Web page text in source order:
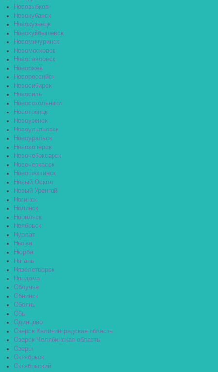
Новозыбков
Новокубанск
Новокузнецк
Новокуйбышевск
Новомичуринск
Новомосковск
Новопавловск
Новоржев
Новороссийск
Новосибирск
Новосиль
Новосокольники
Новотроицк
Новоузенск
Новоульяновск
Новоуральск
Новохопёрск
Новочебоксарск
Новочеркасск
Новошахтинск
Новый Оскол
Новый Уренгой
Ногинск
Нолинск
Норильск
Ноябрьск
Нурлат
Нытва
Нюрба
Нягань
Нязелетворск
Няндома
Облучье
Обнинск
Обоянь
Обь
Одинцово
Озёрск Калининградская область
Озерск Челябинская область
Озеры
Октябрьск
Октябрьский